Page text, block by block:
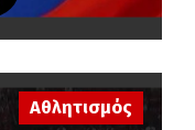
Αθλητισμός